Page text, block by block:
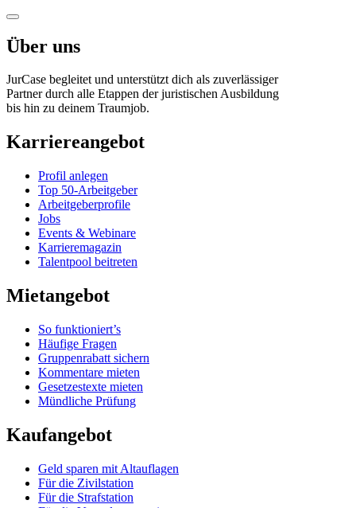
Über uns
JurCase begleitet und unterstützt dich als zuverlässiger
Partner durch alle Etappen der juristischen Ausbildung
bis hin zu deinem Traumjob.
Karriereangebot
Profil anlegen
Top 50-Arbeitgeber
Arbeitgeberprofile
Jobs
Events & Webinare
Karrieremagazin
Talentpool beitreten
Mietangebot
So funktioniert’s
Häufige Fragen
Gruppenrabatt sichern
Kommentare mieten
Gesetzestexte mieten
Mündliche Prüfung
Kaufangebot
Geld sparen mit Altauflagen
Für die Zivilstation
Für die Strafstation